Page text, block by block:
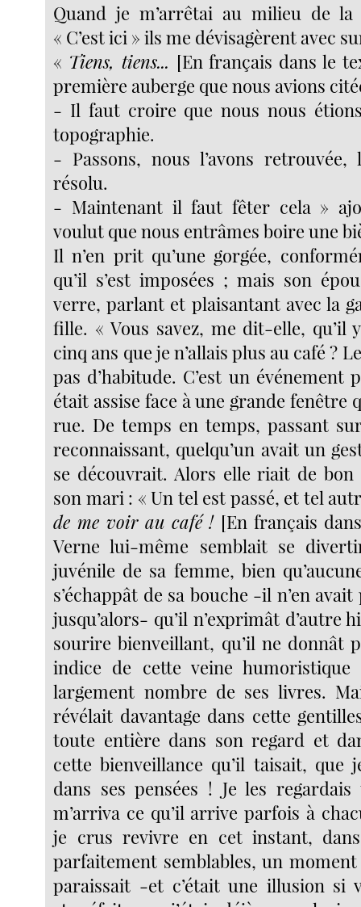
Quand je m’arrêtai au milieu de
« C’est ici » ils me dévisagèrent avec
« Tiens, tiens... [En français dans le
première auberge que nous avions
- Il faut croire que nous nous
topographie.
- Passons, nous l’avons
résolu.
- Maintenant il faut fêter cela »
voulut que nous entrâmes boire une
Il n’en prit qu’une gorgée,
qu’il s’est imposées ; mais son
verre, parlant et plaisantant avec la
fille. « Vous savez, me dit-elle, qu’il
cinq ans que je n’allais plus au café ?
pas d’habitude. C’est un événement
était assise face à une grande fenêtre
rue. De temps en temps, passant
reconnaissant, quelqu’un avait un
se découvrait. Alors elle riait de
son mari : « Un tel est passé, et tel
de me voir au café ! [En français
Verne lui-même semblait se
juvénile de sa femme, bien
s’échappât de sa bouche -il n’en
jusqu’alors- qu’il n’exprimât d’autre
sourire bienveillant, qu’il ne donnât
indice de cette veine
largement nombre de ses livres.
révélait davantage dans cette
toute entière dans son regard et
cette bienveillance qu’il taisait, que
dans ses pensées ! Je les
m’arriva ce qu’il arrive parfois à
je crus revivre en cet instant,
parfaitement semblables, un
paraissait -et c’était une illusion si